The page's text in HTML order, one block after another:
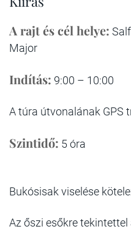
A rajt és cél helye:
Major
Indítás: 9:00 – 10:00
A túra útvonalának GPS
Szintidő: 5 óra
Bukósisak viselése
Az őszi esőkre